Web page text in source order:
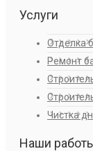
Услуги
Отделка
Ремонт
Чистка
Наши